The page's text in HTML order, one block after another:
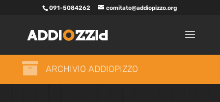
091-5084262 comitato@addiopizzo.org
 ARCHIVIO ADDIOPIZZO